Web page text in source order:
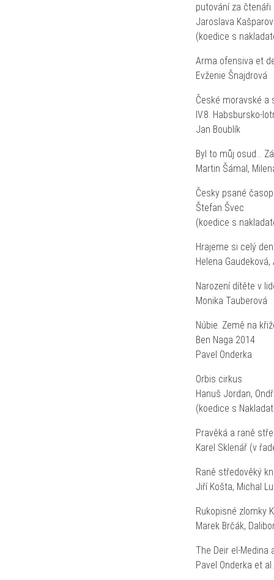
putování za
Jaroslava
(koedice s
Arma ofensiva et
Evženie Šnajdrová
České moravské a
IV.8. Habsbursko-
Jan Boublík
Byl to můj osud...
Martin Šámal,
Česky psané
Štefan Švec
(koedice s
Hrajeme si celý
Helena
Narození dítěte v
Monika Tauberová
Núbie. Země na
Ben Naga 2014
Pavel Onderka
Orbis cirkus
Hanuš Jordan,
(koedice s
Pravěká a raně
Karel Sklenář (v
Raně středověký
Jiří Košta, Michal
Rukopisné zlomky
Marek Brčák,
The Deir el-Medina
Pavel Onderka et